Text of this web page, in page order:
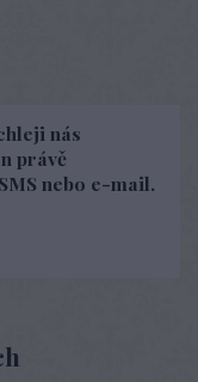
nás
právě
nebo e-mail.